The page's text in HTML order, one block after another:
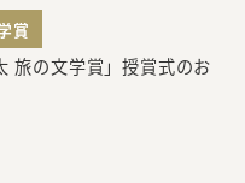
賞
旅の文学賞」授賞式のお